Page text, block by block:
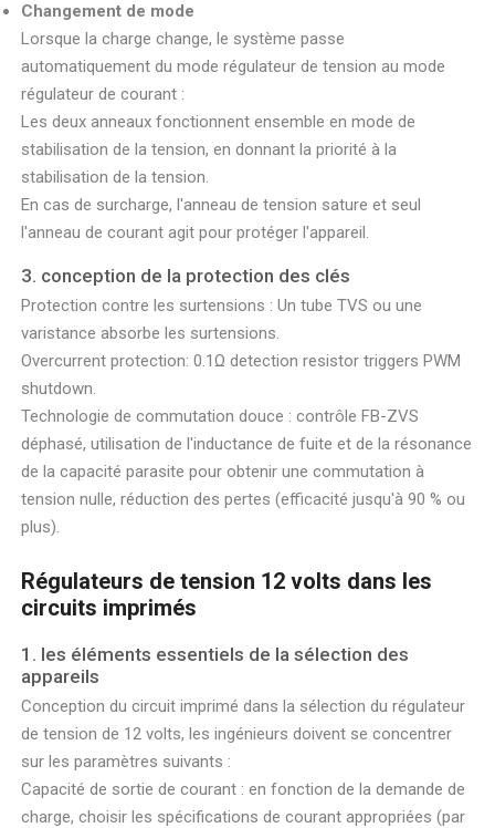
Changement de mode
Lorsque la charge change, le système passe
automatiquement du mode régulateur de tension au mode
régulateur de courant :
Les deux anneaux fonctionnent ensemble en mode de
stabilisation de la tension, en donnant la priorité à la
stabilisation de la tension.
En cas de surcharge, l'anneau de tension sature et seul
l'anneau de courant agit pour protéger l'appareil.
3. conception de la protection des clés
Protection contre les surtensions : Un tube TVS ou une
varistance absorbe les surtensions.
Overcurrent protection: 0.1Ω detection resistor triggers PWM
shutdown.
Technologie de commutation douce : contrôle FB-ZVS
déphasé, utilisation de l'inductance de fuite et de la résonance
de la capacité parasite pour obtenir une commutation à
tension nulle, réduction des pertes (efficacité jusqu'à 90 % ou
plus).
Régulateurs de tension 12 volts dans les
circuits imprimés
1. les éléments essentiels de la sélection des
appareils
Conception du circuit imprimé dans la sélection du régulateur
de tension de 12 volts, les ingénieurs doivent se concentrer
sur les paramètres suivants :
Capacité de sortie de courant : en fonction de la demande de
charge, choisir les spécifications de courant appropriées (par